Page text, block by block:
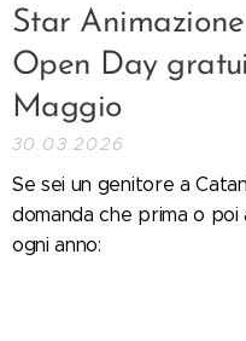
Star
Open Day
Maggio
30.03.2026
Se sei un genitore a
domanda che prima o poi
ogni anno: